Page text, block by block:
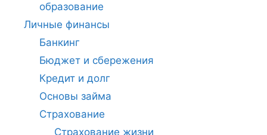
образование
Личные финансы
Банкинг
Бюджет и сбережения
Кредит и долг
Основы займа
Страхование
Страхование жизни